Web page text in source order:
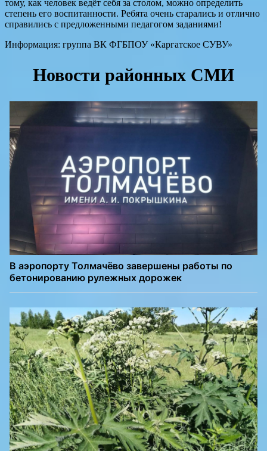
тому, как человек ведёт себя за столом, можно определить
степень его воспитанности. Ребята очень старались и отлично
справились с предложенными педагогом заданиями!
Информация: группа ВК ФГБПОУ «Каргатское СУВУ»